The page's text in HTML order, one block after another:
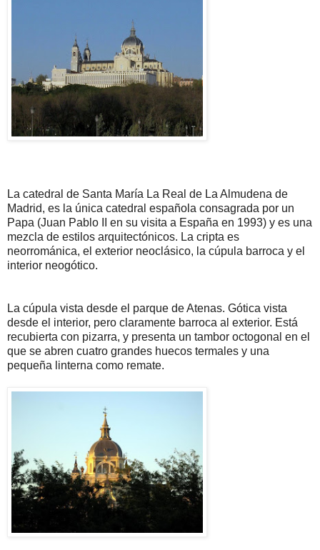
La catedral de Santa María La Real de La Almudena de
Madrid, es la única catedral española consagrada por un
Papa (Juan Pablo II en su visita a España en 1993) y es una
mezcla de estilos arquitectónicos. La cripta es
neorrománica, el exterior neoclásico, la cúpula barroca y el
interior neogótico.
La cúpula vista desde el parque de Atenas. Gótica vista
desde el interior, pero claramente barroca al exterior. Está
recubierta con pizarra, y presenta un tambor octogonal en el
que se abren cuatro grandes huecos termales y una
pequeña linterna como remate.